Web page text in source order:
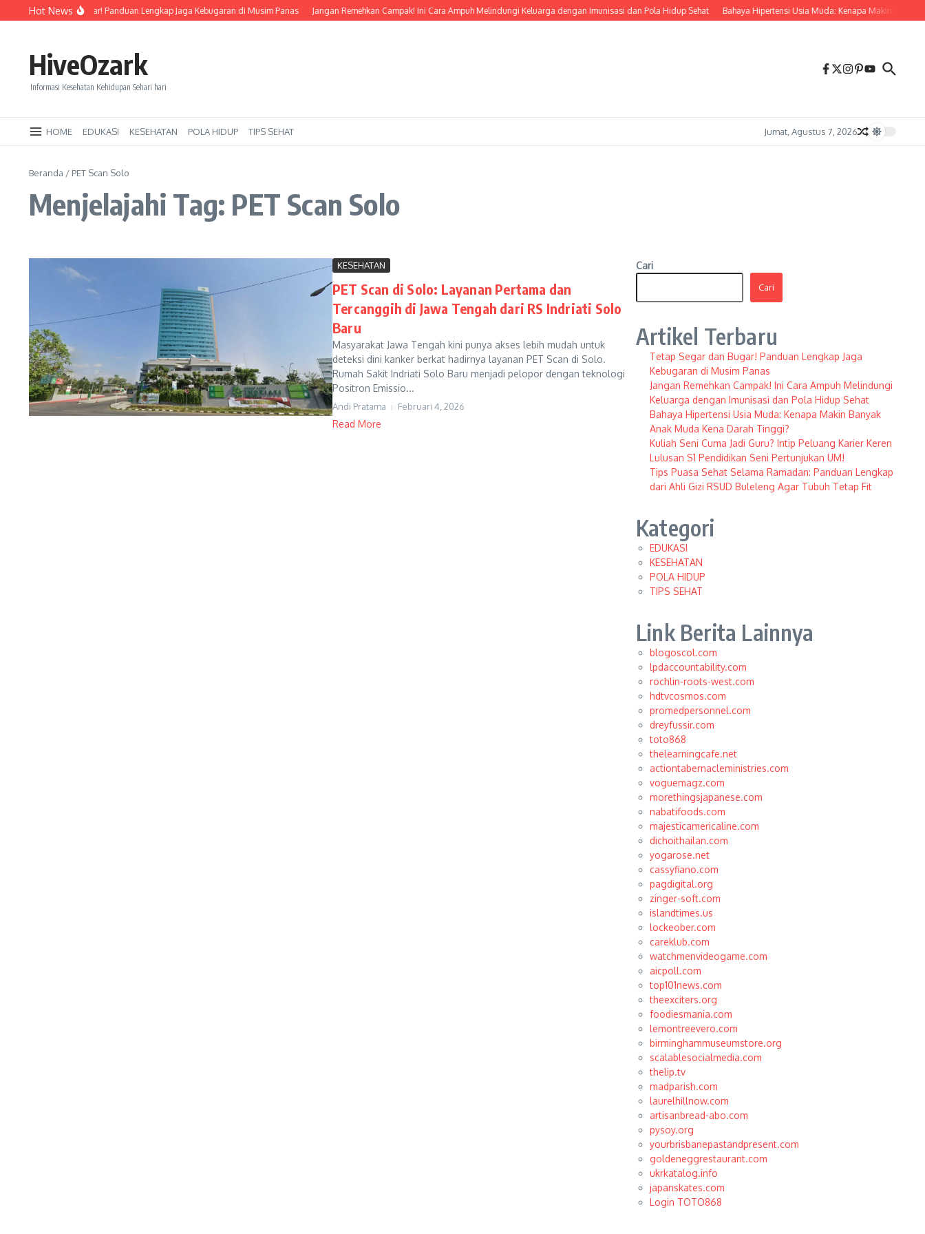
Lewati ke konten
Hot News
Tetap Segar dan Bugar! Panduan Lengkap Jaga Kebugaran di Musim Panas Jangan Remehkan Campak! Ini Cara Ampuh Melindungi Keluarga dengan Imunisasi dan Pola Hidup Sehat Bahaya Hipertensi Usia Muda: Kenapa Makin Banyak
HiveOzark
Informasi Kesehatan Kehidupan Sehari hari
HOME EDUKASI KESEHATAN POLA HIDUP TIPS SEHAT Jumat, Agustus 7, 2026
Beranda / PET Scan Solo
Menjelajahi Tag: PET Scan Solo
KESEHATAN
PET Scan di Solo: Layanan Pertama dan
Tercanggih di Jawa Tengah dari RS Indriati Solo
Baru
Masyarakat Jawa Tengah kini punya akses lebih mudah untuk
deteksi dini kanker berkat hadirnya layanan PET Scan di Solo.
Rumah Sakit Indriati Solo Baru menjadi pelopor dengan teknologi
Positron Emissio...
Andi Pratama Februari 4, 2026
Read More
Cari
Cari
Artikel Terbaru
Tetap Segar dan Bugar! Panduan Lengkap Jaga
Kebugaran di Musim Panas
Jangan Remehkan Campak! Ini Cara Ampuh Melindungi
Keluarga dengan Imunisasi dan Pola Hidup Sehat
Bahaya Hipertensi Usia Muda: Kenapa Makin Banyak
Anak Muda Kena Darah Tinggi?
Kuliah Seni Cuma Jadi Guru? Intip Peluang Karier Keren
Lulusan S1 Pendidikan Seni Pertunjukan UM!
Tips Puasa Sehat Selama Ramadan: Panduan Lengkap
dari Ahli Gizi RSUD Buleleng Agar Tubuh Tetap Fit
Kategori
EDUKASI
KESEHATAN
POLA HIDUP
TIPS SEHAT
Link Berita Lainnya
blogoscol.com
lpdaccountability.com
rochlin-roots-west.com
hdtvcosmos.com
promedpersonnel.com
dreyfussir.com
toto868
thelearningcafe.net
actiontabernacleministries.com
voguemagz.com
morethingsjapanese.com
nabatifoods.com
majesticamericaline.com
dichoithailan.com
yogarose.net
cassyfiano.com
pagdigital.org
zinger-soft.com
islandtimes.us
lockeober.com
careklub.com
watchmenvideogame.com
aicpoll.com
top101news.com
theexciters.org
foodiesmania.com
lemontreevero.com
birminghammuseumstore.org
scalablesocialmedia.com
thelip.tv
madparish.com
laurelhillnow.com
artisanbread-abo.com
pysoy.org
yourbrisbanepastandpresent.com
goldeneggrestaurant.com
ukrkatalog.info
japanskates.com
Login TOTO868